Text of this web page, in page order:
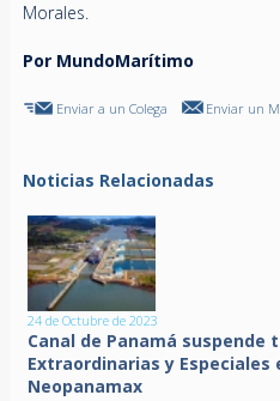
Morales.
Por MundoMarítimo
Enviar a un Colega Enviar un
Noticias Relacionadas
24 de Octubre de 2023
Canal de Panamá
Extraordinarias y Especiales
Neopanamax